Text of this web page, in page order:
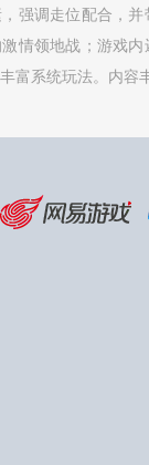
强调走位配合，
情领地战；游戏
富系统玩法。内容